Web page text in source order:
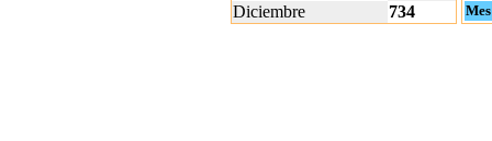
Diciembre
734 Mes